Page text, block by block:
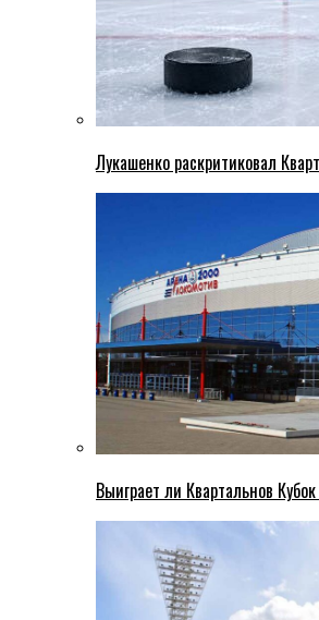
Лукашенко раскритиковал
Выиграет ли Квартальнов